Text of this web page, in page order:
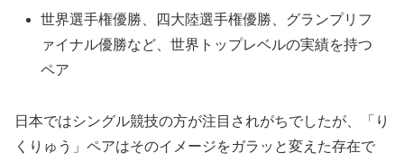
世界選手権優勝、四大陸選手権優勝、グランプリフ
ァイナル優勝など、世界トップレベルの実績を持つ
ペア
日本ではシングル競技の方が注目されがちでしたが、「り
くりゅう」ペアはそのイメージをガラッと変えた存在で